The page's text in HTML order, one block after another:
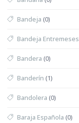
Bandeja (0)
Bandeja Entremeses
Bandera (0)
Banderín (1)
Bandolera (0)
Baraja Española (0)